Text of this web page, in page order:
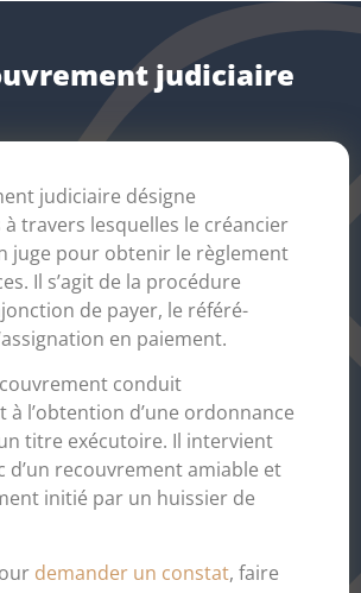
judiciaire
judiciaire désigne
travers lesquelles le créancier
juge pour obtenir le règlement
Il s’agit de la procédure
de payer, le référé-
en paiement.
conduit
à l’obtention d’une ordonnance
titre exécutoire. Il intervient
d’un recouvrement amiable et
initié par un huissier de
demander un constat, faire